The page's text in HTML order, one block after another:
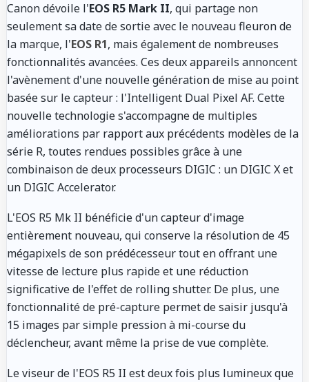
Canon dévoile l'EOS R5 Mark II, qui partage non
seulement sa date de sortie avec le nouveau fleuron de
la marque, l'EOS R1, mais également de nombreuses
fonctionnalités avancées. Ces deux appareils annoncent
l'avènement d'une nouvelle génération de mise au point
basée sur le capteur : l'Intelligent Dual Pixel AF. Cette
nouvelle technologie s'accompagne de multiples
améliorations par rapport aux précédents modèles de la
série R, toutes rendues possibles grâce à une
combinaison de deux processeurs DIGIC : un DIGIC X et
un DIGIC Accelerator.
L'EOS R5 Mk II bénéficie d'un capteur d'image
entièrement nouveau, qui conserve la résolution de 45
mégapixels de son prédécesseur tout en offrant une
vitesse de lecture plus rapide et une réduction
significative de l'effet de rolling shutter. De plus, une
fonctionnalité de pré-capture permet de saisir jusqu'à
15 images par simple pression à mi-course du
déclencheur, avant même la prise de vue complète.
Le viseur de l'EOS R5 II est deux fois plus lumineux que